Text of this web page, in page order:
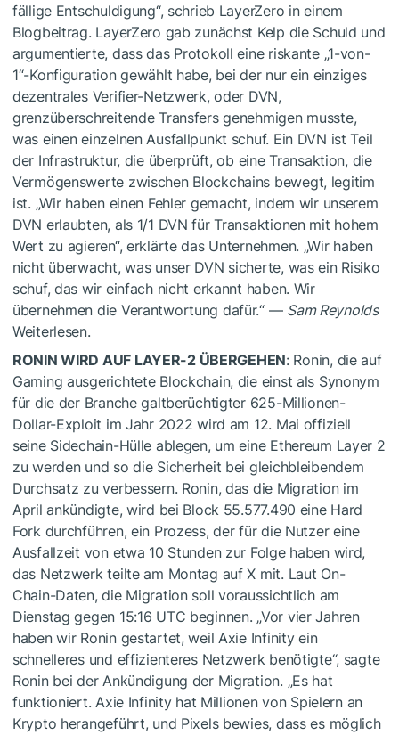
fällige Entschuldigung“, schrieb LayerZero in einem
Blogbeitrag. LayerZero gab zunächst Kelp die Schuld und
argumentierte, dass das Protokoll eine riskante „1-von-
1“-Konfiguration gewählt habe, bei der nur ein einziges
dezentrales Verifier-Netzwerk, oder DVN,
grenzüberschreitende Transfers genehmigen musste,
was einen einzelnen Ausfallpunkt schuf. Ein DVN ist Teil
der Infrastruktur, die überprüft, ob eine Transaktion, die
Vermögenswerte zwischen Blockchains bewegt, legitim
ist. „Wir haben einen Fehler gemacht, indem wir unserem
DVN erlaubten, als 1/1 DVN für Transaktionen mit hohem
Wert zu agieren“, erklärte das Unternehmen. „Wir haben
nicht überwacht, was unser DVN sicherte, was ein Risiko
schuf, das wir einfach nicht erkannt haben. Wir
übernehmen die Verantwortung dafür.“ — Sam Reynolds
Weiterlesen.
RONIN WIRD AUF LAYER-2 ÜBERGEHEN: Ronin, die auf
Gaming ausgerichtete Blockchain, die einst als Synonym
für die der Branche galtberüchtigter 625-Millionen-
Dollar-Exploit im Jahr 2022 wird am 12. Mai offiziell
seine Sidechain-Hülle ablegen, um eine Ethereum Layer 2
zu werden und so die Sicherheit bei gleichbleibendem
Durchsatz zu verbessern. Ronin, das die Migration im
April ankündigte, wird bei Block 55.577.490 eine Hard
Fork durchführen, ein Prozess, der für die Nutzer eine
Ausfallzeit von etwa 10 Stunden zur Folge haben wird,
das Netzwerk teilte am Montag auf X mit. Laut On-
Chain-Daten, die Migration soll voraussichtlich am
Dienstag gegen 15:16 UTC beginnen. „Vor vier Jahren
haben wir Ronin gestartet, weil Axie Infinity ein
schnelleres und effizienteres Netzwerk benötigte“, sagte
Ronin bei der Ankündigung der Migration. „Es hat
funktioniert. Axie Infinity hat Millionen von Spielern an
Krypto herangeführt, und Pixels bewies, dass es möglich